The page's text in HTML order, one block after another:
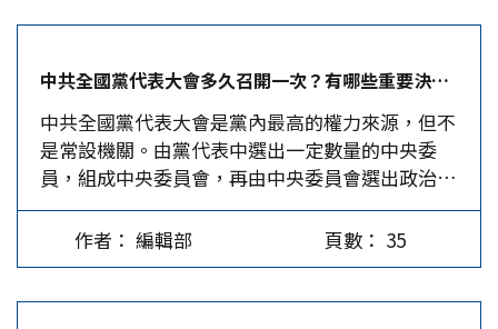
講話，甩出石頭，作為試探。 蔡最近三次甩石頭
在9月24日舉行的民進黨全代會上，蔡英文大談：
「我們必須在堅持台灣主體意識及主權的原則下，
尋找和對岸互動的新模式，這就是我們這一代民進
黨人重要使命。」而且要「主動連結社會。憲政體
制的改革就是一個重點。」她對這個憲政體制改革
的基本態度「就是為台灣打造一個更可以完善運作
的民主憲政體系。」 前後文看來，她的憲改只會
中共全國黨代表大會多久召開一次？有哪些重要決議？｜編輯部
中共全國黨代表大會是黨內最高的權力來源，但不
是常設機關。由黨代表中選出一定數量的中央委
員，組成中央委員會，再由中央委員會選出政治局
委員、中央書記處書記、常委會委員與黨領導人
（總書記或主席）。 黨代表大會上的決議事項，
最重要的是追認過去的作為、選出中央委員、總結
作者： 編輯部 頁數： 35